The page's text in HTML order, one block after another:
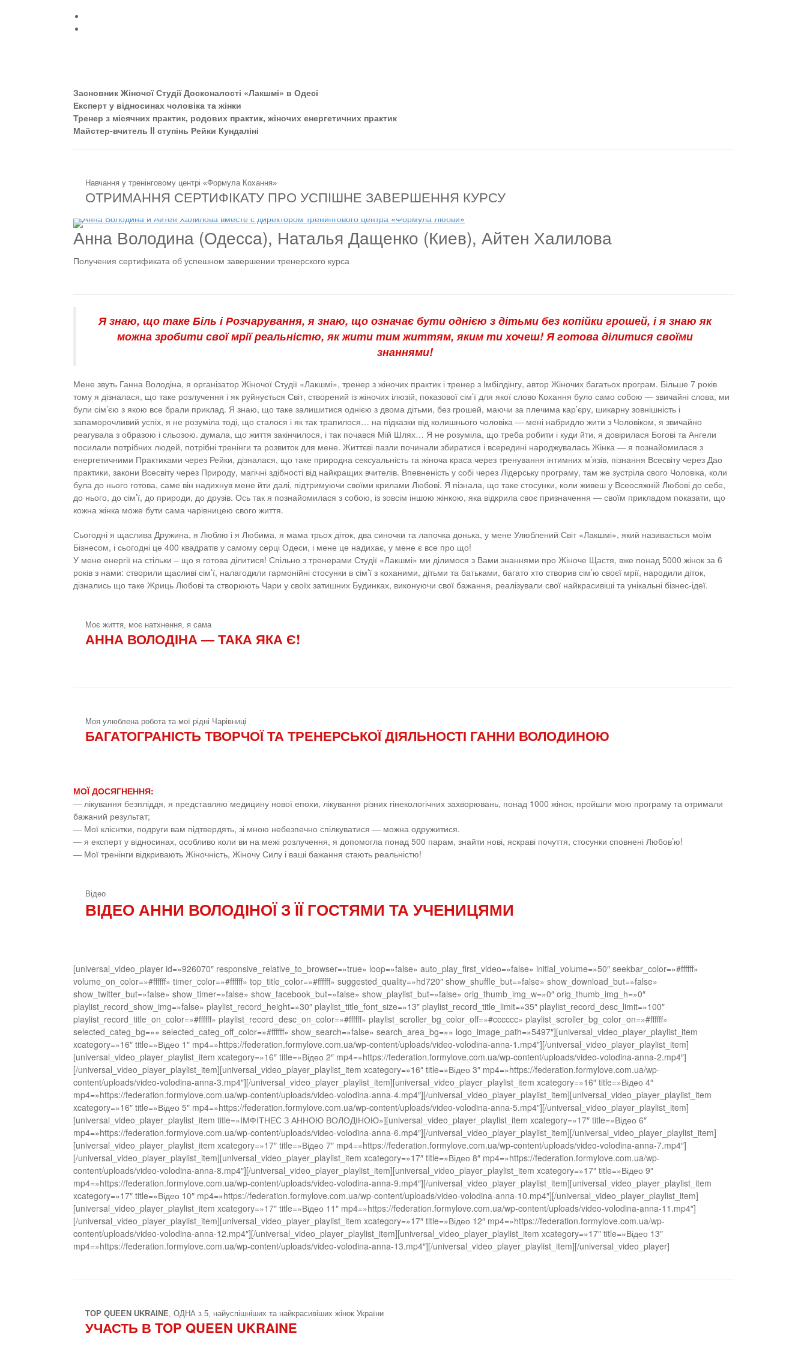
Засновник Жіночої Студії Досконалості «Лакшмі» в Одесі
Експерт у відносинах чоловіка та жінки
Тренер з місячних практик, родових практик, жіночих енергетичних практик
Майстер-вчитель II ступінь Рейки Кундаліні
Навчання у тренінговому центрі «Формула Кохання»
ОТРИМАННЯ СЕРТИФІКАТУ ПРО УСПІШНЕ ЗАВЕРШЕННЯ КУРСУ
Анна Володина (Одесса), Наталья Дащенко (Киев), Айтен Халилова
Получения сертификата об успешном завершении тренерского курса
Я знаю, що таке Біль і Розчарування, я знаю, що означає бути однією з дітьми без копійки грошей, і я знаю як
можна зробити свої мрії реальністю, як жити тим життям, яким ти хочеш! Я готова ділитися своїми
знаннями!
Мене звуть Ганна Володіна, я організатор Жіночої Студії «Лакшмі», тренер з жіночих практик і тренер з Імбілдінгу, автор Жіночих багатьох програм. Більше 7 років
тому я дізналася, що таке розлучення і як руйнується Світ, створений із жіночих ілюзій, показової сім’ї для якої слово Кохання було само собою — звичайні слова, ми
були сім’єю з якою все брали приклад. Я знаю, що таке залишитися однією з двома дітьми, без грошей, маючи за плечима кар’єру, шикарну зовнішність і
запаморочливий успіх, я не розуміла тоді, що сталося і як так трапилося… на підказки від колишнього чоловіка — мені набридло жити з Чоловіком, я звичайно
реагувала з образою і сльозою. думала, що життя закінчилося, і так почався Мій Шлях… Я не розуміла, що треба робити і куди йти, я довірилася Богові та Ангели
посилали потрібних людей, потрібні тренінги та розвиток для мене. Життєві пазли починали збиратися і всередині народжувалась Жінка — я познайомилася з
енергетичними Практиками через Рейки, дізналася, що таке природна сексуальність та жіноча краса через тренування інтимних м’язів, пізнання Всесвіту через Дао
практики, закони Всесвіту через Природу, магічні здібності від найкращих вчителів. Впевненість у собі через Лідерську програму, там же зустріла свого Чоловіка, коли
була до нього готова, саме він надихнув мене йти далі, підтримуючи своїми крилами Любові. Я пізнала, що таке стосунки, коли живеш у Всеосяжній Любові до себе,
до нього, до сім’ї, до природи, до друзів. Ось так я познайомилася з собою, із зовсім іншою жінкою, яка відкрила своє призначення — своїм прикладом показати, що
кожна жінка може бути сама чарівницею свого життя.
Сьогодні я щаслива Дружина, я Люблю і я Любима, я мама трьох діток, два синочки та лапочка донька, у мене Улюблений Світ «Лакшмі», який називається моїм
Бізнесом, і сьогодні це 400 квадратів у самому серці Одеси, і мене це надихає, у мене є все про що!
У мене енергії на стільки – що я готова ділитися! Спільно з тренерами Студії «Лакшмі» ми ділимося з Вами знаннями про Жіноче Щастя, вже понад 5000 жінок за 6
років з нами: створили щасливі сім’ї, налагодили гармонійні стосунки в сім’ї з коханими, дітьми та батьками, багато хто створив сім’ю своєї мрії, народили діток,
дізнались що таке Жриць Любові та створюють Чари у своїх затишних Будинках, виконуючи свої бажання, реалізували свої найкрасивіші та унікальні бізнес-ідеї.
Моє життя, моє натхнення, я сама
АННА ВОЛОДІНА — ТАКА ЯКА Є!
Моя улюблена робота та мої рідні Чарівниці
БАГАТОГРАНІСТЬ ТВОРЧОЇ ТА ТРЕНЕРСЬКОЇ ДІЯЛЬНОСТІ ГАННИ ВОЛОДИНОЮ
МОЇ ДОСЯГНЕННЯ:
— лікування безпліддя, я представляю медицину нової епохи, лікування різних гінекологічних захворювань, понад 1000 жінок, пройшли мою програму та отримали
бажаний результат;
— Мої клієнтки, подруги вам підтвердять, зі мною небезпечно спілкуватися — можна одружитися.
— я експерт у відносинах, особливо коли ви на межі розлучення, я допомогла понад 500 парам, знайти нові, яскраві почуття, стосунки сповнені Любов’ю!
— Мої тренінги відкривають Жіночність, Жіночу Силу і ваші бажання стають реальністю!
Відео
ВІДЕО АННИ ВОЛОДІНОЇ З ЇЇ ГОСТЯМИ ТА УЧЕНИЦЯМИ
[universal_video_player id=»926070″ responsive_relative_to_browser=»true» loop=»false» auto_play_first_video=»false» initial_volume=»50″ seekbar_color=»#ffffff»
volume_on_color=»#ffffff» timer_color=»#ffffff» top_title_color=»#ffffff» suggested_quality=»hd720″ show_shuffle_but=»false» show_download_but=»false»
show_twitter_but=»false» show_timer=»false» show_facebook_but=»false» show_playlist_but=»false» orig_thumb_img_w=»0″ orig_thumb_img_h=»0″
playlist_record_show_img=»false» playlist_record_height=»30″ playlist_title_font_size=»13″ playlist_record_title_limit=»35″ playlist_record_desc_limit=»100″
playlist_record_title_on_color=»#ffffff» playlist_record_desc_on_color=»#ffffff» playlist_scroller_bg_color_off=»#cccccc» playlist_scroller_bg_color_on=»#ffffff»
selected_categ_bg=»» selected_categ_off_color=»#ffffff» show_search=»false» search_area_bg=»» logo_image_path=»5497″][universal_video_player_playlist_item
xcategory=»16″ title=»Відео 1″ mp4=»https://federation.formylove.com.ua/wp-content/uploads/video-volodina-anna-1.mp4″][/universal_video_player_playlist_item]
[universal_video_player_playlist_item xcategory=»16″ title=»Відео 2″ mp4=»https://federation.formylove.com.ua/wp-content/uploads/video-volodina-anna-2.mp4″]
[/universal_video_player_playlist_item][universal_video_player_playlist_item xcategory=»16″ title=»Відео 3″ mp4=»https://federation.formylove.com.ua/wp-
content/uploads/video-volodina-anna-3.mp4″][/universal_video_player_playlist_item][universal_video_player_playlist_item xcategory=»16″ title=»Відео 4″
mp4=»https://federation.formylove.com.ua/wp-content/uploads/video-volodina-anna-4.mp4″][/universal_video_player_playlist_item][universal_video_player_playlist_item
xcategory=»16″ title=»Відео 5″ mp4=»https://federation.formylove.com.ua/wp-content/uploads/video-volodina-anna-5.mp4″][/universal_video_player_playlist_item]
[universal_video_player_playlist_item title=»ІМФІТНЕС З АННОЮ ВОЛОДІНОЮ»][universal_video_player_playlist_item xcategory=»17″ title=»Відео 6″
mp4=»https://federation.formylove.com.ua/wp-content/uploads/video-volodina-anna-6.mp4″][/universal_video_player_playlist_item][/universal_video_player_playlist_item]
[universal_video_player_playlist_item xcategory=»17″ title=»Відео 7″ mp4=»https://federation.formylove.com.ua/wp-content/uploads/video-volodina-anna-7.mp4″]
[/universal_video_player_playlist_item][universal_video_player_playlist_item xcategory=»17″ title=»Відео 8″ mp4=»https://federation.formylove.com.ua/wp-
content/uploads/video-volodina-anna-8.mp4″][/universal_video_player_playlist_item][universal_video_player_playlist_item xcategory=»17″ title=»Відео 9″
mp4=»https://federation.formylove.com.ua/wp-content/uploads/video-volodina-anna-9.mp4″][/universal_video_player_playlist_item][universal_video_player_playlist_item
xcategory=»17″ title=»Відео 10″ mp4=»https://federation.formylove.com.ua/wp-content/uploads/video-volodina-anna-10.mp4″][/universal_video_player_playlist_item]
[universal_video_player_playlist_item xcategory=»17″ title=»Відео 11″ mp4=»https://federation.formylove.com.ua/wp-content/uploads/video-volodina-anna-11.mp4″]
[/universal_video_player_playlist_item][universal_video_player_playlist_item xcategory=»17″ title=»Відео 12″ mp4=»https://federation.formylove.com.ua/wp-
content/uploads/video-volodina-anna-12.mp4″][/universal_video_player_playlist_item][universal_video_player_playlist_item xcategory=»17″ title=»Відео 13″
mp4=»https://federation.formylove.com.ua/wp-content/uploads/video-volodina-anna-13.mp4″][/universal_video_player_playlist_item][/universal_video_player]
TOP QUEEN UKRAINE, ОДНА з 5, найуспішніших та найкрасивіших жінок України
УЧАСТЬ В TOP QUEEN UKRAINE